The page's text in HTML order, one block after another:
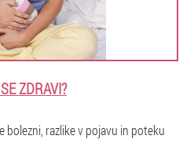
ZDRAVI?
bolezni, razlike v pojavu in poteku